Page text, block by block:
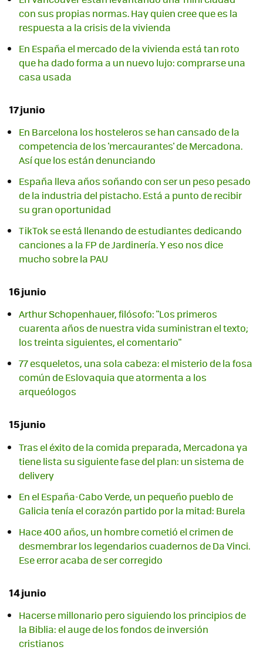
con sus propias normas. Hay quien cree que es la
respuesta a la crisis de la vivienda
En España el mercado de la vivienda está tan roto
que ha dado forma a un nuevo lujo: comprarse una
casa usada
17 junio
En Barcelona los hosteleros se han cansado de la
competencia de los 'mercaurantes' de Mercadona.
Así que los están denunciando
España lleva años soñando con ser un peso pesado
de la industria del pistacho. Está a punto de recibir
su gran oportunidad
TikTok se está llenando de estudiantes dedicando
canciones a la FP de Jardinería. Y eso nos dice
mucho sobre la PAU
16 junio
Arthur Schopenhauer, filósofo: "Los primeros
cuarenta años de nuestra vida suministran el texto;
los treinta siguientes, el comentario"
77 esqueletos, una sola cabeza: el misterio de la fosa
común de Eslovaquia que atormenta a los
arqueólogos
15 junio
Tras el éxito de la comida preparada, Mercadona ya
tiene lista su siguiente fase del plan: un sistema de
delivery
En el España-Cabo Verde, un pequeño pueblo de
Galicia tenía el corazón partido por la mitad: Burela
Hace 400 años, un hombre cometió el crimen de
desmembrar los legendarios cuadernos de Da Vinci.
Ese error acaba de ser corregido
14 junio
Hacerse millonario pero siguiendo los principios de
la Biblia: el auge de los fondos de inversión
cristianos